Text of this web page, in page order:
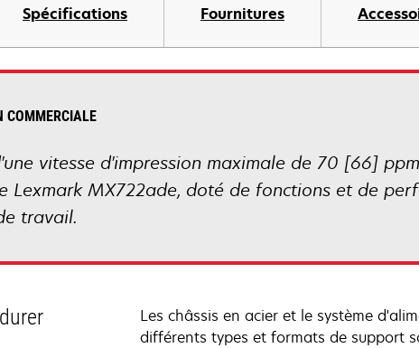
Spécifications Fournitures
COMMERCIALE
vitesse d'impression maximale de 70 [66]
Lexmark MX722ade, doté de fonctions et de
travail.
Les châssis en acier et le système
différents types et formats de support